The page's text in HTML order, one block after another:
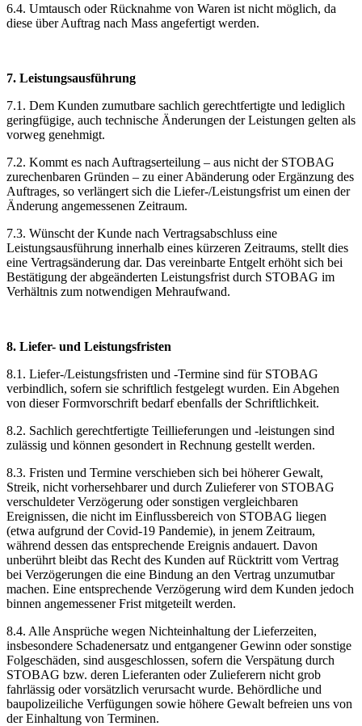
6.4. Umtausch oder Rücknahme von Waren ist nicht möglich, da
diese über Auftrag nach Mass angefertigt werden.
7. Leistungsausführung
7.1. Dem Kunden zumutbare sachlich gerechtfertigte und lediglich
geringfügige, auch technische Änderungen der Leistungen gelten als
vorweg genehmigt.
7.2. Kommt es nach Auftragserteilung – aus nicht der STOBAG
zurechenbaren Gründen – zu einer Abänderung oder Ergänzung des
Auftrages, so verlängert sich die Liefer-/Leistungsfrist um einen der
Änderung angemessenen Zeitraum.
7.3. Wünscht der Kunde nach Vertragsabschluss eine
Leistungsausführung innerhalb eines kürzeren Zeitraums, stellt dies
eine Vertragsänderung dar. Das vereinbarte Entgelt erhöht sich bei
Bestätigung der abgeänderten Leistungsfrist durch STOBAG im
Verhältnis zum notwendigen Mehraufwand.
8. Liefer- und Leistungsfristen
8.1. Liefer-/Leistungsfristen und -Termine sind für STOBAG
verbindlich, sofern sie schriftlich festgelegt wurden. Ein Abgehen
von dieser Formvorschrift bedarf ebenfalls der Schriftlichkeit.
8.2. Sachlich gerechtfertigte Teillieferungen und -leistungen sind
zulässig und können gesondert in Rechnung gestellt werden.
8.3. Fristen und Termine verschieben sich bei höherer Gewalt,
Streik, nicht vorhersehbarer und durch Zulieferer von STOBAG
verschuldeter Verzögerung oder sonstigen vergleichbaren
Ereignissen, die nicht im Einflussbereich von STOBAG liegen
(etwa aufgrund der Covid-19 Pandemie), in jenem Zeitraum,
während dessen das entsprechende Ereignis andauert. Davon
unberührt bleibt das Recht des Kunden auf Rücktritt vom Vertrag
bei Verzögerungen die eine Bindung an den Vertrag unzumutbar
machen. Eine entsprechende Verzögerung wird dem Kunden jedoch
binnen angemessener Frist mitgeteilt werden.
8.4. Alle Ansprüche wegen Nichteinhaltung der Lieferzeiten,
insbesondere Schadenersatz und entgangener Gewinn oder sonstige
Folgeschäden, sind ausgeschlossen, sofern die Verspätung durch
STOBAG bzw. deren Lieferanten oder Zulieferern nicht grob
fahrlässig oder vorsätzlich verursacht wurde. Behördliche und
baupolizeiliche Verfügungen sowie höhere Gewalt befreien uns von
der Einhaltung von Terminen.